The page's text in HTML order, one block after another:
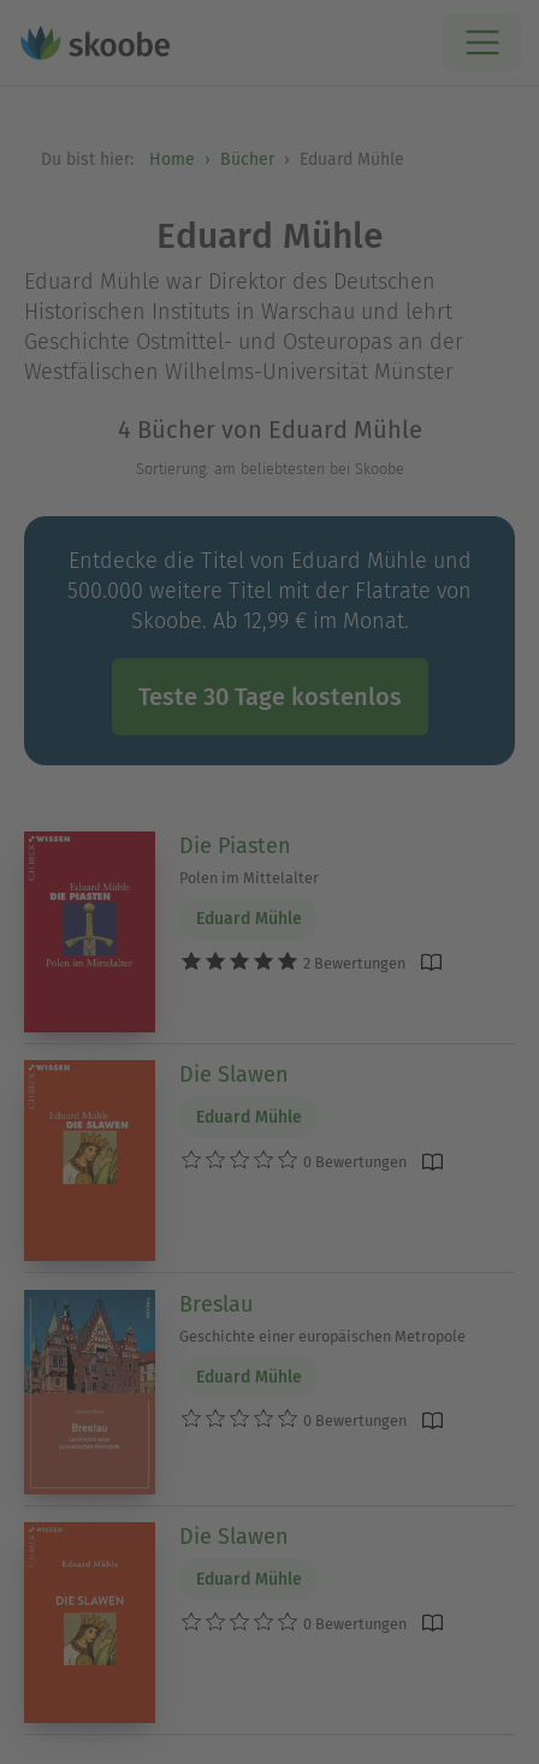
Du bist hier: Home Bücher Eduard Mühle
Eduard Mühle
Eduard Mühle war Direktor des Deutschen
Historischen Instituts in Warschau und lehrt
Geschichte Ostmittel- und Osteuropas an der
Westfälischen Wilhelms-Universität Münster
4 Bücher von Eduard Mühle
Sortierung: am beliebtesten bei Skoobe
Entdecke die Titel von Eduard Mühle und
500.000 weitere Titel mit der Flatrate von
Skoobe. Ab 12,99 € im Monat.
Teste 30 Tage kostenlos
Die Piasten
Polen im Mittelalter
Eduard Mühle
2 Bewertungen
Die Slawen
Eduard Mühle
0 Bewertungen
Breslau
Geschichte einer europäischen Metropole
Eduard Mühle
0 Bewertungen
Die Slawen
Eduard Mühle
0 Bewertungen